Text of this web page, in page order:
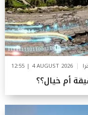
12:55 | 4 AUGUST 2026
أم خيال؟؟